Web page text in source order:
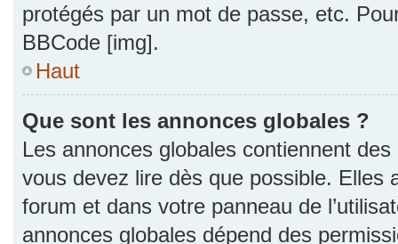
protégés par un mot de passe, etc.
BBCode [img].
Haut
Que sont les annonces globales ?
Les annonces globales contiennent
vous devez lire dès que possible. Elles
forum et dans votre panneau de
annonces globales dépend des